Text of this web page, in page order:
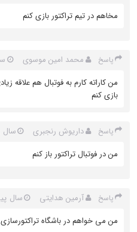
مخاهم در تیم تراکتور بازی کنم
پاسخ محمد امین موسوی
من کاراته کارم به فوتبال هم علاقه
بازی کنم
پاسخ داریوش رنجبری
من در فوتبال تراکتور باز کنم
پاسخ آرمین هدایتی
سال
من می خواهم در باشگاه